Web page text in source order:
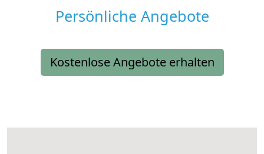
Persönliche Angebote
Kostenlose Angebote erhalten